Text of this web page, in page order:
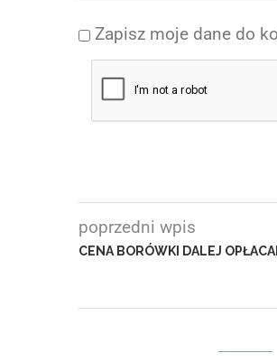
Zapisz moje dane do
poprzedni wpis
CENA BORÓWKI DALEJ